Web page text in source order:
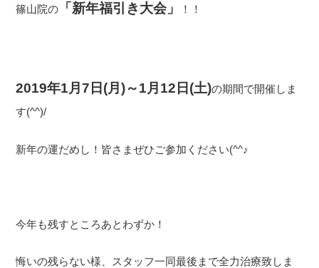
篠山院の 「新年福引き大会」 ！！
2019年1月7日(月)～1月12日(土)の期間で開催しま
す(^^)/
新年の運だめし！皆さまぜひご参加ください(^^♪
今年も残すところあとわずか！
悔いの残らない様、スタッフ一同最後まで全力治療致しま